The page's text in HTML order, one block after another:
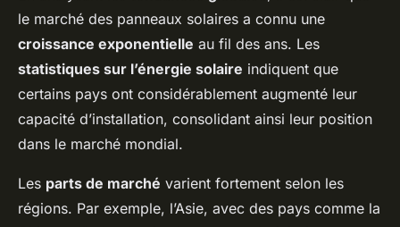
le marché des panneaux solaires a connu une
croissance exponentielle au fil des ans. Les
statistiques sur l’énergie solaire indiquent que
certains pays ont considérablement augmenté leur
capacité d’installation, consolidant ainsi leur position
dans le marché mondial.
Les parts de marché varient fortement selon les
régions. Par exemple, l’Asie, avec des pays comme la